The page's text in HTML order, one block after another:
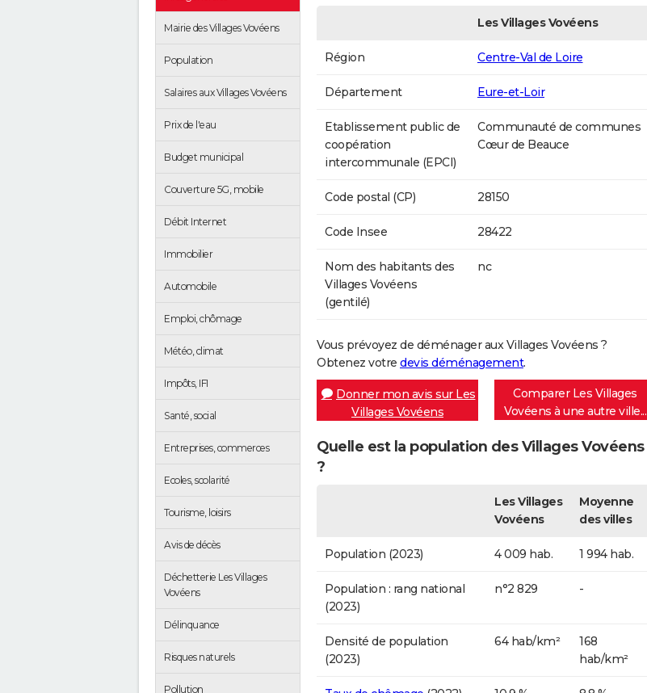
Mairie des Villages Vovéens
Population
Salaires aux Villages Vovéens
Prix de l'eau
Budget municipal
Couverture 5G, mobile
Débit Internet
Immobilier
Automobile
Emploi, chômage
Météo, climat
Impôts, IFI
Santé, social
Entreprises, commerces
Ecoles, scolarité
Tourisme, loisirs
Avis de décès
Déchetterie Les Villages
Vovéens
Délinquance
Risques naturels
Pollution
Les Villages Vovéens
Région Centre-Val de Loire
Département Eure-et-Loir
Etablissement public de
coopération
intercommunale (EPCI)
Communauté de communes
Cœur de Beauce
Code postal (CP) 28150
Code Insee 28422
Nom des habitants des
Villages Vovéens
(gentilé)
nc
Vous prévoyez de déménager aux Villages Vovéens ?
Obtenez votre devis déménagement.
Donner mon avis sur Les
Villages Vovéens
Comparer Les Villages
Vovéens à une autre ville...
Quelle est la population des Villages Vovéens
?
Les Villages
Vovéens
Moyenne
des villes
Population (2023) 4 009 hab. 1 994 hab.
Population : rang national
(2023)
n°2 829 -
Densité de population
(2023)
64 hab/km²
168
hab/km²